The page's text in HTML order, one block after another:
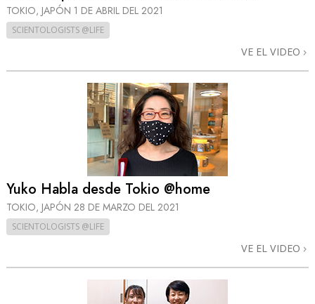
TOKIO, JAPÓN 1 DE ABRIL DEL 2021
SCIENTOLOGISTS @LIFE
VE EL VIDEO
Yuko Habla desde Tokio @home
TOKIO, JAPÓN 28 DE MARZO DEL 2021
SCIENTOLOGISTS @LIFE
VE EL VIDEO